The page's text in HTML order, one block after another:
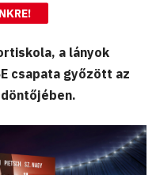
a lányok
csapata győzött az